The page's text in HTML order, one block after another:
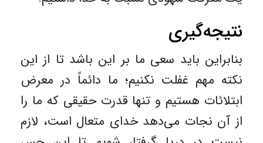
نتیجه‌گیری
بنابراین باید سعی ما بر این باشد تا از این
نکته مهم غفلت نکنیم؛ ما دائماً‌ در معرض
ابتلائات هستیم و تنها قدرت حقیقی که ما را
از آن نجات می‌دهد خدای متعال است،‌ لازم